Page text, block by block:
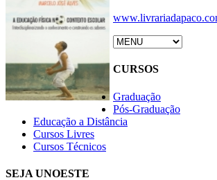
CURSOS
Graduação
Pós-Graduação
Educação a Distância
Cursos Livres
Cursos Técnicos
SEJA UNOESTE